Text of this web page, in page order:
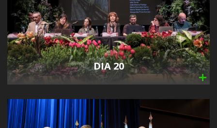
DIA 20